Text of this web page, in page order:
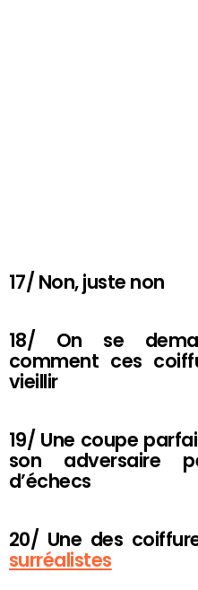
17/ Non, juste non
18/ On se
comment ces
vieillir
19/ Une coupe
son adversaire
d’échecs
20/ Une des
surréalistes